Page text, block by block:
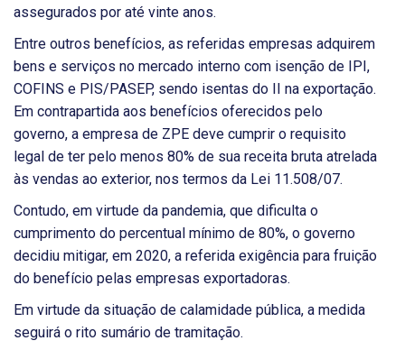
assegurados por até vinte anos.
Entre outros benefícios, as referidas empresas adquirem
bens e serviços no mercado interno com isenção de IPI,
COFINS e PIS/PASEP, sendo isentas do II na exportação.
Em contrapartida aos benefícios oferecidos pelo
governo, a empresa de ZPE deve cumprir o requisito
legal de ter pelo menos 80% de sua receita bruta atrelada
às vendas ao exterior, nos termos da Lei 11.508/07.
Contudo, em virtude da pandemia, que dificulta o
cumprimento do percentual mínimo de 80%, o governo
decidiu mitigar, em 2020, a referida exigência para fruição
do benefício pelas empresas exportadoras.
Em virtude da situação de calamidade pública, a medida
seguirá o rito sumário de tramitação.